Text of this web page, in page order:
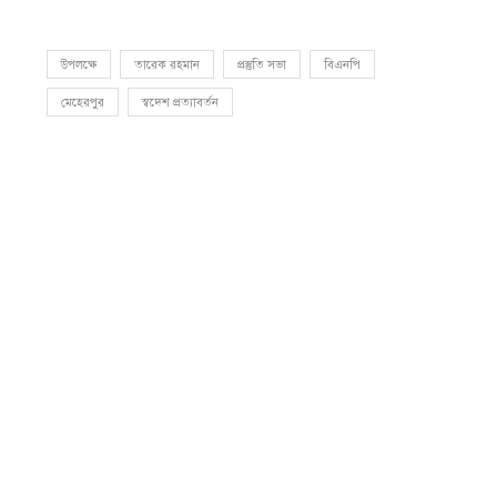
উপলক্ষে তারেক রহমান প্রস্তুতি সভা বিএনপি
মেহেরপুর স্বদেশ প্রত্যাবর্তন